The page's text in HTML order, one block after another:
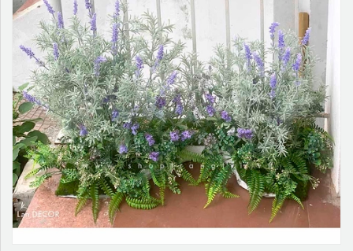
CÂY GIẢ TRANG TRÍ TIỂU CẢNH CÂY GIẢ
TƯỜNG CÂY GIẢ KHĂN TRẢI BÀN